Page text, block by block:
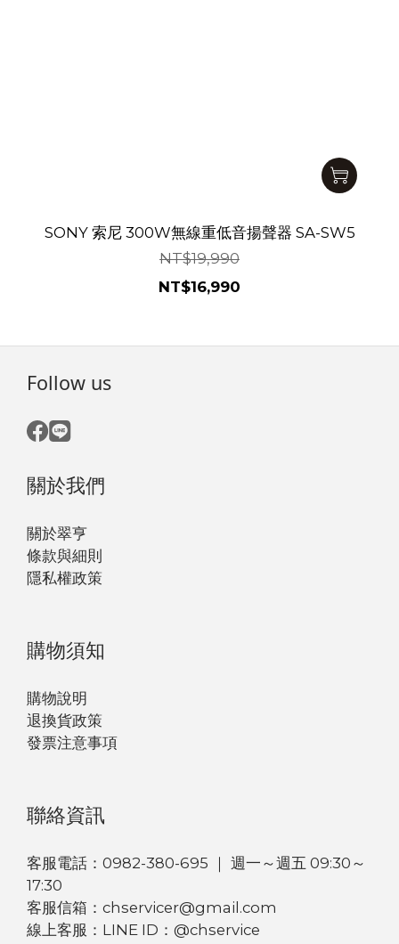
SONY 索尼 300W無線重低音揚聲器 SA-SW5
NT$19,990
NT$16,990
Follow us
關於我們
關於翠亨
條款與細則
隱私權政策
購物須知
購物說明
退換貨政策
發票注意事項
聯絡資訊
客服電話：0982-380-695 ｜ 週一～週五 09:30～
17:30
客服信箱：chservicer@gmail.com
線上客服：LINE ID：@chservice